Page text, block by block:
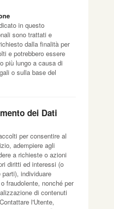
in questo
sono trattati e
dalla finalità per
e potrebbero essere
più lungo a causa di
o sulla base del
dei Dati
per consentire al
adempiere agli
a richieste o azioni
diritti ed interessi (o
individuare
fraudolente, nonché per
di contenuti
l'Utente,